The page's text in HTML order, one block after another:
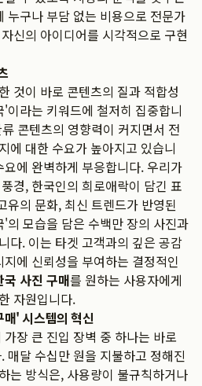
누구나 부담 없는 비용으로 전문가
신의 아이디어를 시각적으로 구현
것이 바로 콘텐츠의 질과 적합성
이라는 키워드에 철저히 집중합니
콘텐츠의 영향력이 커지면서 전
에 대한 수요가 높아지고 있습니
에 완벽하게 부응합니다. 우리가
경, 한국인의 희로애락이 담긴 표
유의 문화, 최신 트렌드가 반영된
의 모습을 담은 수백만 장의 사진과
다. 이는 타겟 고객과의 깊은 공감
에 신뢰성을 부여하는 결정적인
국 사진 구매를 원하는 사용자에게
자원입니다.
' 시스템의 혁신
장 큰 진입 장벽 중 하나는 바로
매달 수십만 원을 지불하고 정해진
는 방식은, 사용량이 불규칙하거나